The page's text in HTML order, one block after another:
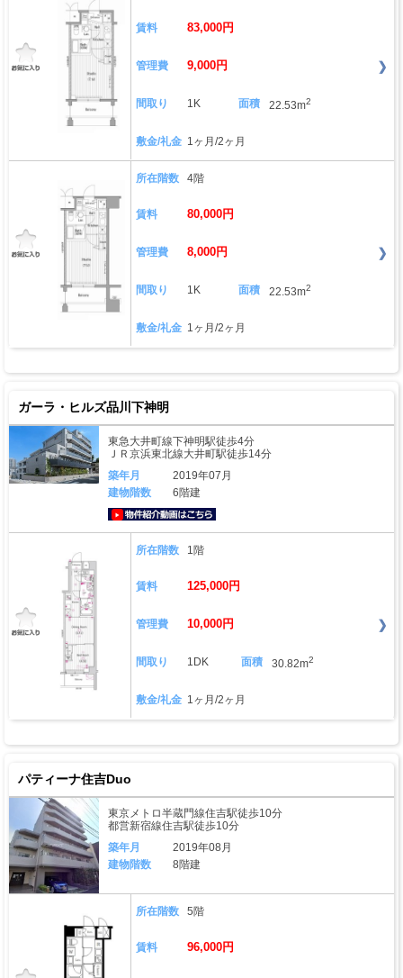
賃料 83,000円
管理費 9,000円
間取り 1K 面積 22.53m2
敷金/礼金 1ヶ月/2ヶ月
所在階数 4階
賃料 80,000円
管理費 8,000円
間取り 1K 面積 22.53m2
敷金/礼金 1ヶ月/2ヶ月
ガーラ・ヒルズ品川下神明
東急大井町線下神明駅徒歩4分
ＪＲ京浜東北線大井町駅徒歩14分
築年月
2019年07月
建物階数
6階建
所在階数 1階
賃料 125,000円
管理費 10,000円
間取り 1DK 面積 30.82m2
敷金/礼金 1ヶ月/2ヶ月
パティーナ住吉Duo
東京メトロ半蔵門線住吉駅徒歩10分
都営新宿線住吉駅徒歩10分
築年月
2019年08月
建物階数
8階建
所在階数 5階
賃料 96,000円